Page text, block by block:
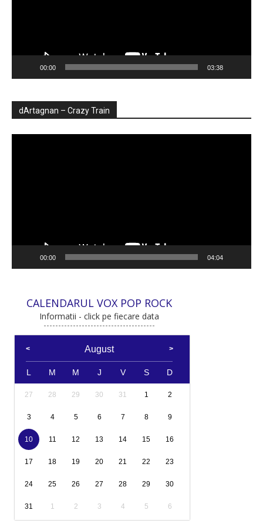
00:00 03:38
dArtagnan – Crazy Train
00:00 04:04
CALENDARUL VOX POP ROCK
Informatii - click pe fiecare data
August
L M M J V S D
27 28 29 30 31 1 2
3 4 5 6 7 8 9
10 11 12 13 14 15 16
17 18 19 20 21 22 23
24 25 26 27 28 29 30
31 1 2 3 4 5 6